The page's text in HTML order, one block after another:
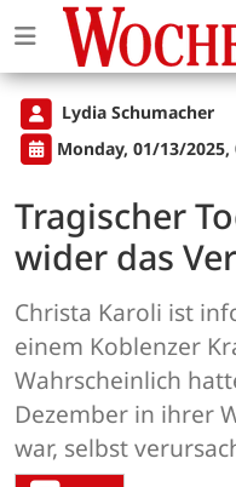
Lydia Schumacher
Monday, 01/13/2025,
Tragischer
wider das
Christa Karoli ist
einem Koblenzer
Wahrscheinlich
Dezember in ihrer
war, selbst